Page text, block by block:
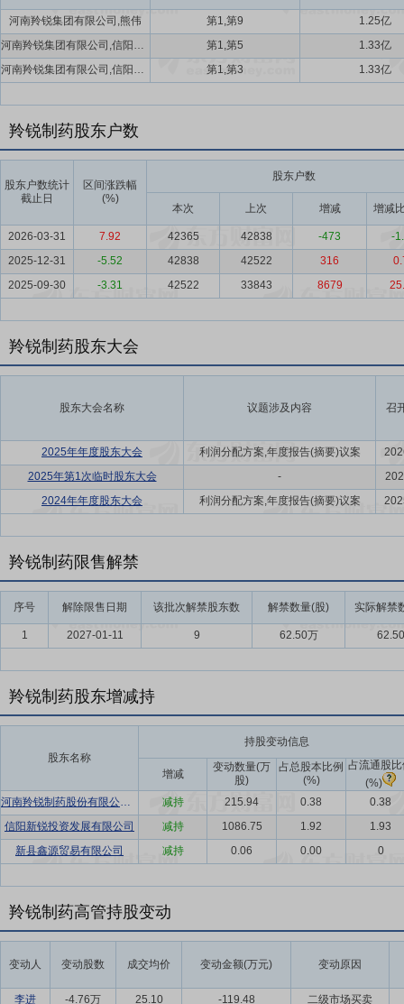
河南羚锐集团有限公司,熊伟 第1,第9
1.25亿
河南羚锐集团有限公司,信阳新锐投资发展有限公司
第1,第5
1.33亿
河南羚锐集团有限公司,信阳新锐投资发展有限公司
第1,第3 1.33亿
羚锐制药股东户数
股东户数统计
截止日
区间涨跌幅
(%)
股东户数
本次 上次 增减 增减
2026-03-31 7.92 42365 42838 -473
-
2025-12-31
-5.52 42838 42522 316
2025-09-30
-3.31 42522 33843 8679
羚锐制药股东大会
股东大会名称 议题涉及内容 召
2025年年度股东大会 利润分配方案,年度报告(摘要)议案
2025年第1次临时股东大会
-
2024年年度股东大会
利润分配方案,年度报告(摘要)议案
羚锐制药限售解禁
序号 解除限售日期 该批次解禁股东数 解禁数量(股) 实际解禁
1 2027-01-11 9 62.50万
羚锐制药股东增减持
股东名称
持股变动信息
增减
变动数量(万
股)
占总股本比例
(%)
占流通股
(%)
河南羚锐制药股份有限公司2021年员工持股计划
减持 215.94 0.38
0.38
信阳新锐投资发展有限公司
减持 1086.75 1.92
1.93
新县鑫源贸易有限公司
减持 0.06 0.00 0
羚锐制药高管持股变动
变动人 变动股数 成交均价 变动金额(万元) 变动原因
李进 -4.76万 25.10 -119.48
二级市场买卖